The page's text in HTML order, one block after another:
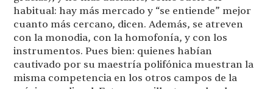
habitual: hay más mercado y “se entiende” mejor
cuanto más cercano, dicen. Además, se atreven
con la monodia, con la homofonía, y con los
instrumentos. Pues bien: quienes habían
cautivado por su maestría polifónica muestran la
misma competencia en los otros campos de la